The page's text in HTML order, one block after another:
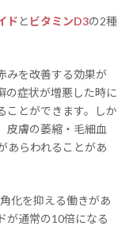
ド と ビタミンD3の2種
みを改善する効果が
の症状が増悪した時に
ことができます。しか
皮膚の萎縮・毛細血
あらわれることがあ
化を抑える働きがあ
が通常の10倍になる